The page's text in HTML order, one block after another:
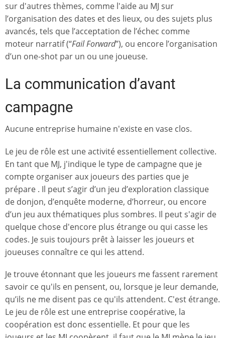
sur d'autres thèmes, comme l'aide au MJ sur
l’organisation des dates et des lieux, ou des sujets plus
avancés, tels que l’acceptation de l’échec comme
moteur narratif (“Fail Forward”), ou encore l’organisation
d’un one-shot par un ou une joueuse.
La communication d’avant
campagne
Aucune entreprise humaine n'existe en vase clos.
Le jeu de rôle est une activité essentiellement collective.
En tant que MJ, j'indique le type de campagne que je
compte organiser aux joueurs des parties que je
prépare . Il peut s’agir d’un jeu d’exploration classique
de donjon, d’enquête moderne, d’horreur, ou encore
d’un jeu aux thématiques plus sombres. Il peut s'agir de
quelque chose d'encore plus étrange ou qui casse les
codes. Je suis toujours prêt à laisser les joueurs et
joueuses connaître ce qui les attend.
Je trouve étonnant que les joueurs me fassent rarement
savoir ce qu'ils en pensent, ou, lorsque je leur demande,
qu’ils ne me disent pas ce qu'ils attendent. C'est étrange.
Le jeu de rôle est une entreprise coopérative, la
coopération est donc essentielle. Et pour que les